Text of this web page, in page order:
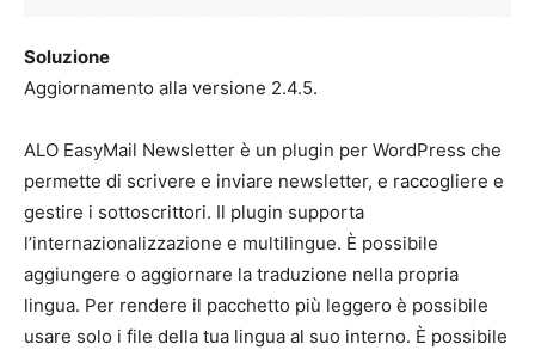
Soluzione
Aggiornamento alla versione 2.4.5.
ALO EasyMail Newsletter è un plugin per WordPress che
permette di scrivere e inviare newsletter, e raccogliere e
gestire i sottoscrittori. Il plugin supporta
l’internazionalizzazione e multilingue. È possibile
aggiungere o aggiornare la traduzione nella propria
lingua. Per rendere il pacchetto più leggero è possibile
usare solo i file della tua lingua al suo interno. È possibile